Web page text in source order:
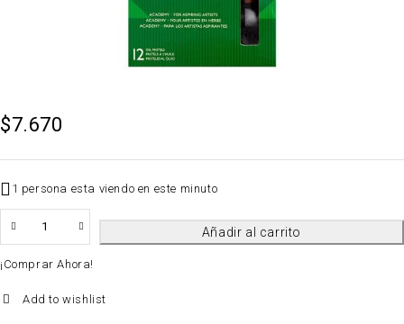
$7.670
1 persona esta viendo en este minuto
Añadir al carrito
¡Comprar Ahora!
Add to wishlist